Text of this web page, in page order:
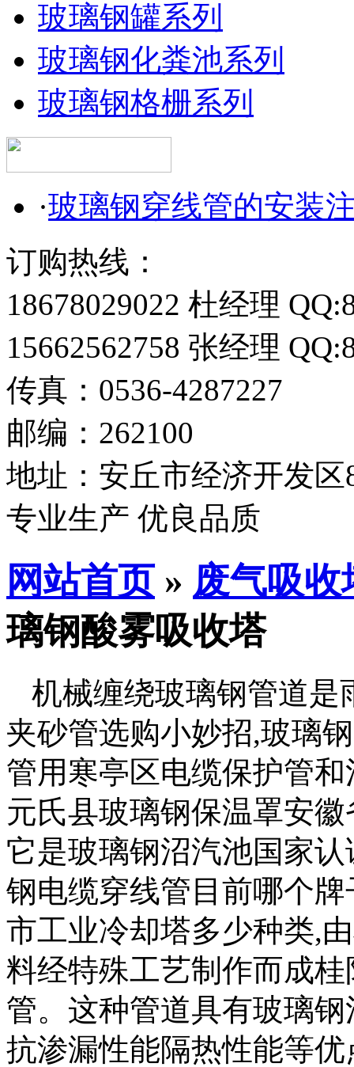
玻璃钢罐系列
玻璃钢化粪池系列
玻璃钢格栅系列
·玻璃钢穿线管的安装
订购热线：
18678029022 杜经理
15662562758 张经理
传真：0536-4287227
邮编：262100
地址：安丘市经济开发区
专业生产 优良品质
网站首页» 废气吸收
璃钢酸雾吸收塔
机械缠绕玻璃钢管道是
夹砂管选购小妙招,玻璃
管用寒亭区电缆保护管
元氏县玻璃钢保温罩安
它是玻璃钢沼汽池国家
钢电缆穿线管目前哪个
市工业冷却塔多少种类,
料经特殊工艺制作而成
管。这种管道具有玻璃
抗渗漏性能隔热性能等